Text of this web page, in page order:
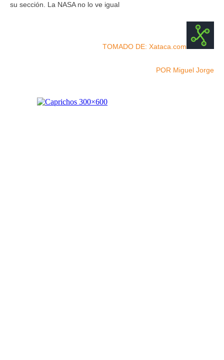
su sección. La NASA no lo ve igual
TOMADO DE: Xataca.com
POR Miguel Jorge